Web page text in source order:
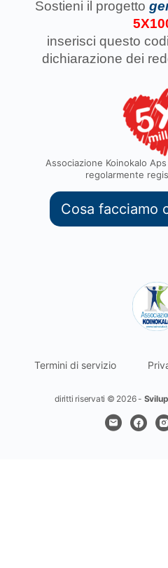
Sostieni il progetto
inserisci questo
dichiarazione dei
Associazione Koinokalo
regolarmente
Cosa facciamo
Termini di servizio
diritti riservati © 2026 -